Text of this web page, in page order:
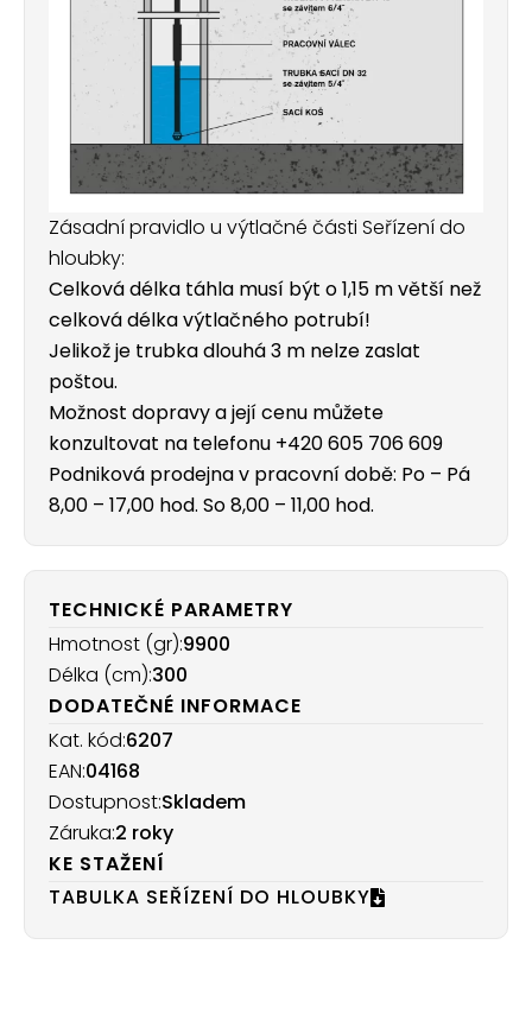
Zásadní pravidlo u výtlačné části Seřízení do
hloubky:
Celková délka táhla musí být o 1,15 m větší než
celková délka výtlačného potrubí!
Jelikož je trubka dlouhá 3 m nelze zaslat
poštou.
Možnost dopravy a její cenu můžete
konzultovat na telefonu +420 605 706 609
Podniková prodejna v pracovní době: Po – Pá
8,00 – 17,00 hod. So 8,00 – 11,00 hod.
TECHNICKÉ PARAMETRY
Hmotnost (gr):9900
Délka (cm):300
DODATEČNÉ INFORMACE
Kat. kód:6207
EAN:04168
Dostupnost:Skladem
Záruka:2 roky
KE STAŽENÍ
TABULKA SEŘÍZENÍ DO HLOUBKY